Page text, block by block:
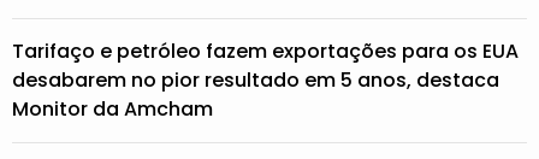
Tarifaço e petróleo fazem exportações para os EUA
desabarem no pior resultado em 5 anos, destaca
Monitor da Amcham